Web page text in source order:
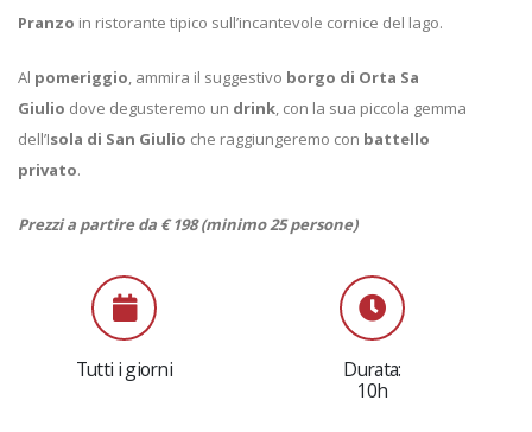
Pranzo in ristorante tipico sull’incantevole cornice del lago.
Al pomeriggio, ammira il suggestivo borgo di Orta Sa
Giulio dove degusteremo un drink, con la sua piccola gemma
dell’Isola di San Giulio che raggiungeremo con battello
privato.
Prezzi a partire da € 198 (minimo 25 persone)
Tutti i giorni
Durata:
10h